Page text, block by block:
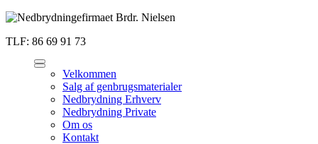
TLF: 86 69 91 73
Velkommen
Salg af genbrugsmaterialer
Nedbrydning Erhverv
Nedbrydning Private
Om os
Kontakt